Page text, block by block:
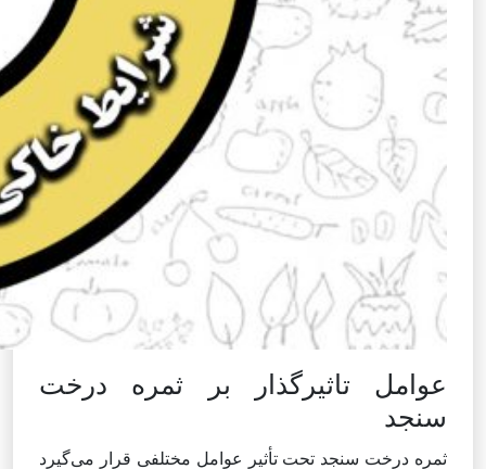
عوامل تاثیرگذار بر ثمره درخت
سنجد
ثمره درخت سنجد تحت تأثیر عوامل مختلفی قرار می‌گیرد